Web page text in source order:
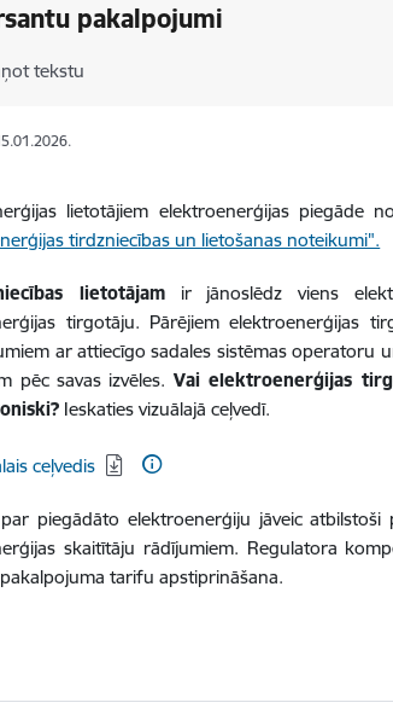
pakalpojumi
tekstu
lietotājiem elektroenerģijas piegāde
tirdzniecības un lietošanas noteikumi".
lietotājamir jānoslēdz viens
tirgotāju. Pārējiem elektroenerģijas
ar attiecīgo sadales sistēmas
pēc savas izvēles. Vai elektroenerģijas
Ieskaties vizuālajā ceļvedī.
ceļvedis
piegādāto elektroenerģiju jāveic
skaitītāju rādījumiem. Regulatora
tarifu apstiprināšana.